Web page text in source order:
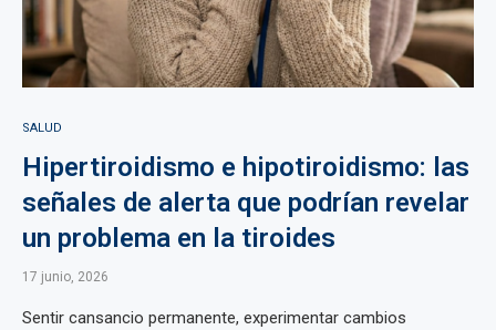
SALUD
Hipertiroidismo e hipotiroidismo: las
señales de alerta que podrían revelar
un problema en la tiroides
17 junio, 2026
Sentir cansancio permanente, experimentar cambios